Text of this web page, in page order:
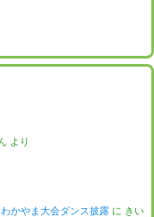
より
かやま大会ダンス披露 に きい